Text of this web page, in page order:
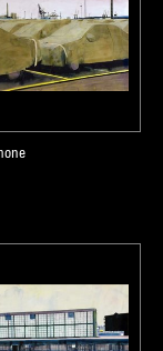
- La collection du
, sous la
Pompidou,